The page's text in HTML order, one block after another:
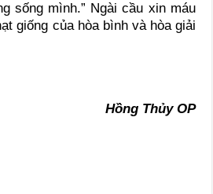
sống mình.” Ngài cầu xin máu
giống của hòa bình và hòa giải
Hồng Thủy OP